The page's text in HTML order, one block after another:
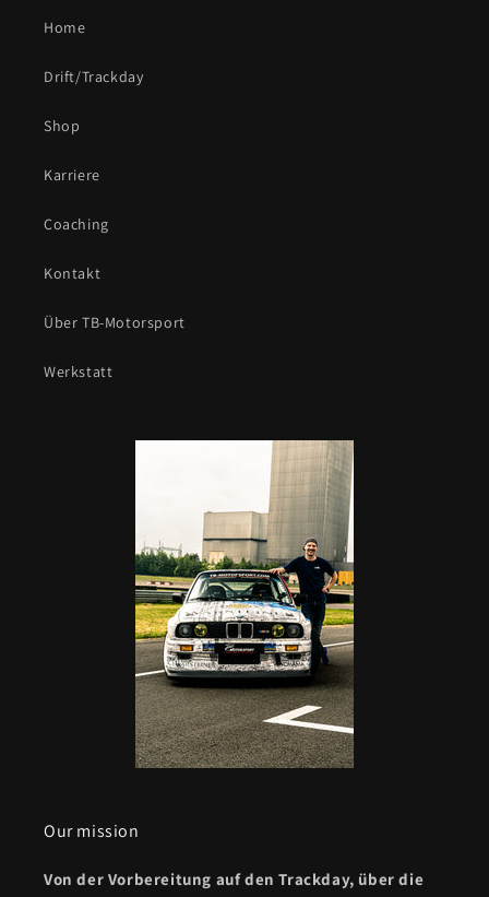
Home
Drift/Trackday
Shop
Karriere
Coaching
Kontakt
Über TB-Motorsport
Werkstatt
Our mission
Von der Vorbereitung auf den Trackday, über die